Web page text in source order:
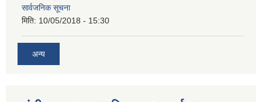
सार्वजनिक सूचना
मिति: 10/05/2018 - 15:30
अन्य